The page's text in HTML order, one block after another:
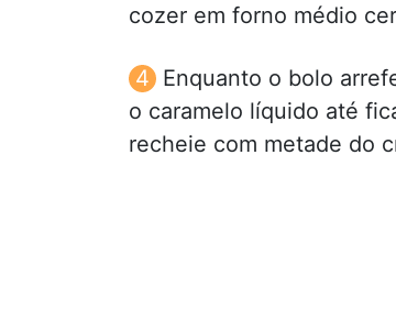
cozer em forno médio
Enquanto o bolo
o caramelo líquido até
recheie com metade do